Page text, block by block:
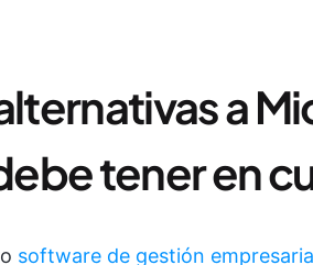
a
tener en
software de gestión